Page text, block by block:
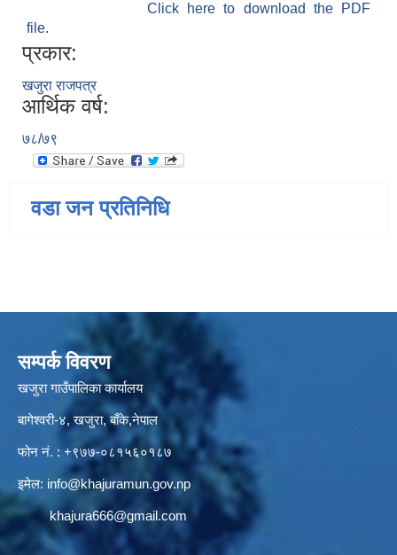
Click here to download the PDF
file.
प्रकार:
खजुरा राजपत्र
आर्थिक वर्ष:
७८/७९
वडा जन प्रतिनिधि
सम्पर्क विवरण
खजुरा गाउँपालिका कार्यालय
बागेश्वरी-४, खजुरा, बाँके,नेपाल
फोन नं. : +९७७-०८१५६०१८७
इमेल: info@khajuramun.gov.np
khajura666@gmail.com